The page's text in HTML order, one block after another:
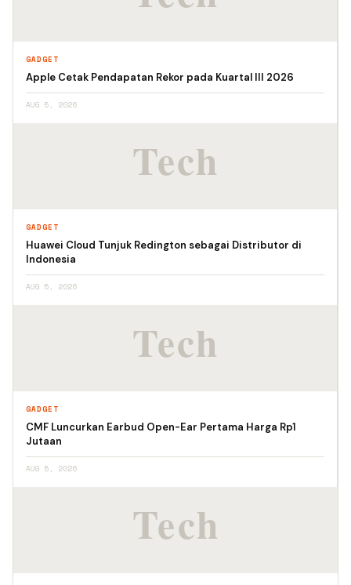
GADGET
Apple Cetak Pendapatan Rekor pada Kuartal III 2026
AUG 5, 2026
GADGET
Huawei Cloud Tunjuk Redington sebagai Distributor di
Indonesia
AUG 5, 2026
GADGET
CMF Luncurkan Earbud Open-Ear Pertama Harga Rp1
Jutaan
AUG 5, 2026